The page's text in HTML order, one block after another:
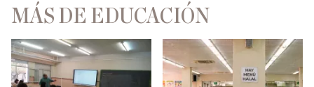
MÁS DE EDUCACIÓN